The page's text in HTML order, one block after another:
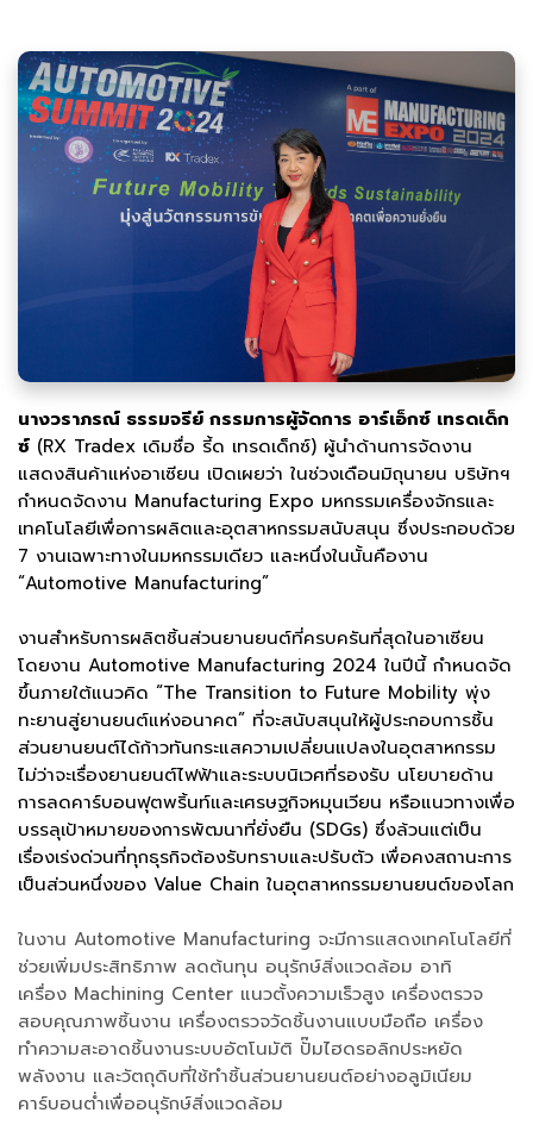
นางวราภรณ์ ธรรมจรีย์ กรรมการผู้จัดการ อาร์เอ็กซ์ เทรดเด็ก
ซ์ (RX Tradex เดิมชื่อ รี้ด เทรดเด็กซ์) ผู้นำด้านการจัดงาน
แสดงสินค้าแห่งอาเซียน เปิดเผยว่า ในช่วงเดือนมิถุนายน บริษัทฯ
กำหนดจัดงาน Manufacturing Expo มหกรรมเครื่องจักรและ
เทคโนโลยีเพื่อการผลิตและอุตสาหกรรมสนับสนุน ซึ่งประกอบด้วย
7 งานเฉพาะทางในมหกรรมเดียว และหนึ่งในนั้นคืองาน
“Automotive Manufacturing”
งานสำหรับการผลิตชิ้นส่วนยานยนต์ที่ครบครันที่สุดในอาเซียน
โดยงาน Automotive Manufacturing 2024 ในปีนี้ กำหนดจัด
ขึ้นภายใต้แนวคิด “The Transition to Future Mobility พุ่ง
ทะยานสู่ยานยนต์แห่งอนาคต” ที่จะสนับสนุนให้ผู้ประกอบการชิ้น
ส่วนยานยนต์ได้ก้าวทันกระแสความเปลี่ยนแปลงในอุตสาหกรรม
ไม่ว่าจะเรื่องยานยนต์ไฟฟ้าและระบบนิเวศที่รองรับ นโยบายด้าน
การลดคาร์บอนฟุตพริ้นท์และเศรษฐกิจหมุนเวียน หรือแนวทางเพื่อ
บรรลุเป้าหมายของการพัฒนาที่ยั่งยืน (SDGs) ซึ่งล้วนแต่เป็น
เรื่องเร่งด่วนที่ทุกธุรกิจต้องรับทราบและปรับตัว เพื่อคงสถานะการ
เป็นส่วนหนึ่งของ Value Chain ในอุตสาหกรรมยานยนต์ของโลก
ในงาน Automotive Manufacturing จะมีการแสดงเทคโนโลยีที่
ช่วยเพิ่มประสิทธิภาพ ลดต้นทุน อนุรักษ์สิ่งแวดล้อม อาทิ
เครื่อง Machining Center แนวตั้งความเร็วสูง เครื่องตรวจ
สอบคุณภาพชิ้นงาน เครื่องตรวจวัดชิ้นงานแบบมือถือ เครื่อง
ทำความสะอาดชิ้นงานระบบอัตโนมัติ ปั๊มไฮดรอลิกประหยัด
พลังงาน และวัตถุดิบที่ใช้ทำชิ้นส่วนยานยนต์อย่างอลูมิเนียม
คาร์บอนต่ำเพื่ออนุรักษ์สิ่งแวดล้อม